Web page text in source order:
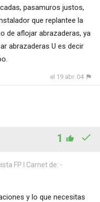
pasamuros justos,
que replantee la
de aflojar abrazaderas, ya
abrazaderas U es decir
el 19 abr. 04
1
FP I Carnet de: -
y lo que necesitas